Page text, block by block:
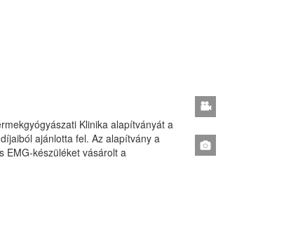
Klinika alapítványát a
ajánlotta fel. Az alapítvány a
EMG-készüléket vásárolt a